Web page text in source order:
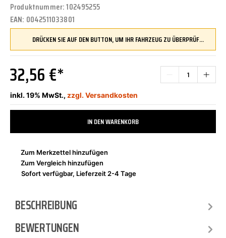
Produktnummer:102495255
EAN: 0042511033801
DRÜCKEN SIE AUF DEN BUTTON, UM IHR FAHRZEUG ZU ÜBERPRÜFEN UND SICHERZUSTELLEN, DASS DIESES TEIL KOMPATIBEL IST, BEVOR SIE ES BESTELLEN
32,56 €*
inkl. 19% MwSt., zzgl. Versandkosten
IN DEN WARENKORB
Zum Merkzettel hinzufügen
Zum Vergleich hinzufügen
Sofort verfügbar, Lieferzeit 2-4 Tage
BESCHREIBUNG
BEWERTUNGEN